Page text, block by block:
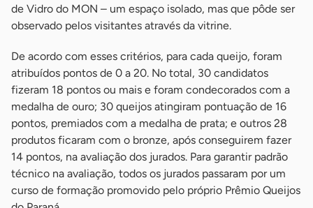
de Vidro do MON – um espaço isolado, mas que pôde ser
observado pelos visitantes através da vitrine.
De acordo com esses critérios, para cada queijo, foram
atribuídos pontos de 0 a 20. No total, 30 candidatos
fizeram 18 pontos ou mais e foram condecorados com a
medalha de ouro; 30 queijos atingiram pontuação de 16
pontos, premiados com a medalha de prata; e outros 28
produtos ficaram com o bronze, após conseguirem fazer
14 pontos, na avaliação dos jurados. Para garantir padrão
técnico na avaliação, todos os jurados passaram por um
curso de formação promovido pelo próprio Prêmio Queijos